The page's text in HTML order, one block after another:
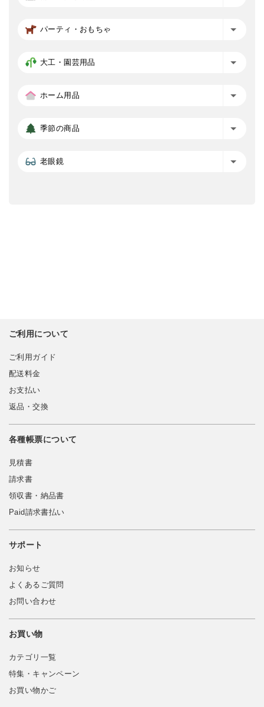
パーティ・おもちゃ
大工・園芸用品
ホーム用品
季節の商品
老眼鏡
ご利用について
ご利用ガイド
配送料金
お支払い
返品・交換
各種帳票について
見積書
請求書
領収書・納品書
Paid請求書払い
サポート
お知らせ
よくあるご質問
お問い合わせ
お買い物
カテゴリ一覧
特集・キャンペーン
お買い物かご